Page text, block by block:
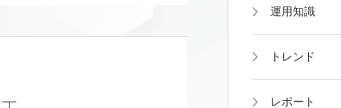
運用知識
トレンド
レポート